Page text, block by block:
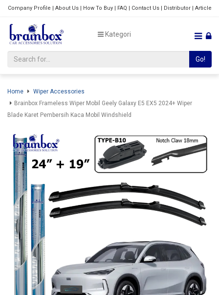
Company Profile | About Us| How To Buy| FAQ | Contact Us| Distributor| Article
Kategori
Go!
Home
Wiper Accessories
Brainbox Frameless Wiper Mobil Geely Galaxy E5 EX5 2024+ Wiper
Blade Karet Pembersih Kaca Mobil Windshield